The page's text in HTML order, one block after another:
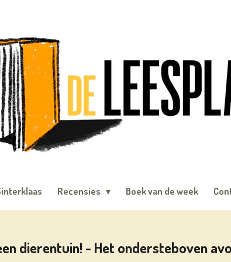
Recensies Boek van de week
dierentuin! - Het ondersteboven